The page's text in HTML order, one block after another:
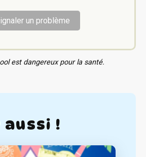
un problème
est dangereux pour la santé.
!